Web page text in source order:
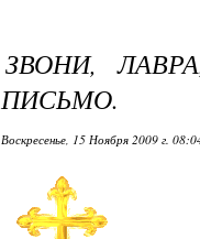
ЗВОНИ,
ПИСЬМО.
Воскресенье, 15 Ноября 2009 г.